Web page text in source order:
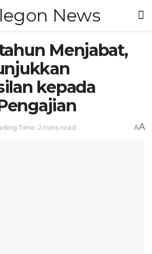
Menjabat,
kepada
Time: 2 mins read AA